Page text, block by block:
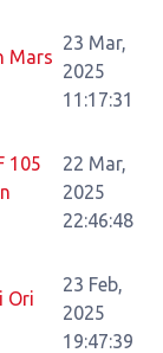
Mars
23 Mar,
2025
11:17:31
105
22 Mar,
2025
22:46:48
Ori
23 Feb,
2025
19:47:39